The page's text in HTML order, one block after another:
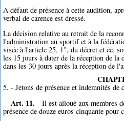
A défaut de présence à cette audition,
verbal de carence est dressé.
La décision relative au retrait de la
l'administration au sportif et à la
visée à l'article 25, 1°, du décret et ce,
les 15 jours à dater de la réception de
dans les 30 jours après la réception de
5. - Jetons de présence et indemnités de
Art. 11.
Il est alloué aux membres
présence de douze euros cinquante pour